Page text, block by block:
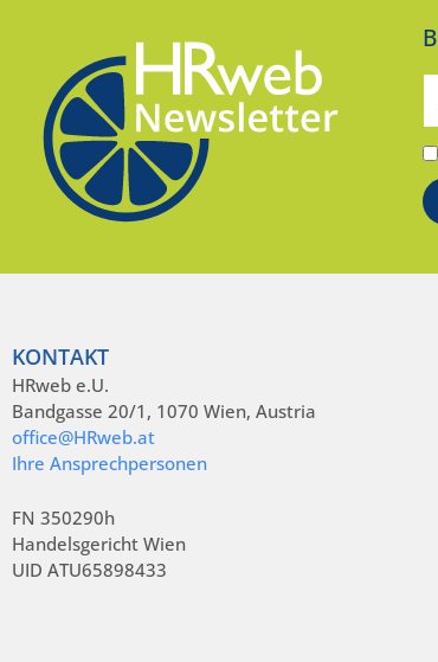
KONTAKT
HRweb e.U.
Bandgasse 20/1, 1070 Wien, Austria
office@HRweb.at
Ihre Ansprechpersonen
FN 350290h
Handelsgericht Wien
UID ATU65898433